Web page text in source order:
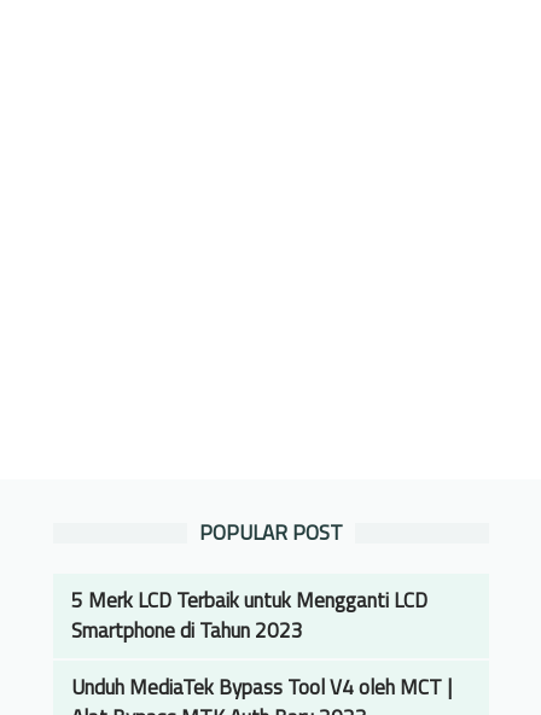
POPULAR POST
5 Merk LCD Terbaik untuk Mengganti LCD
Smartphone di Tahun 2023
Unduh MediaTek Bypass Tool V4 oleh MCT |